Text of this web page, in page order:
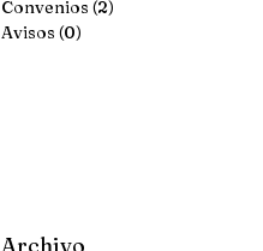
Convenios (2)
Avisos (0)